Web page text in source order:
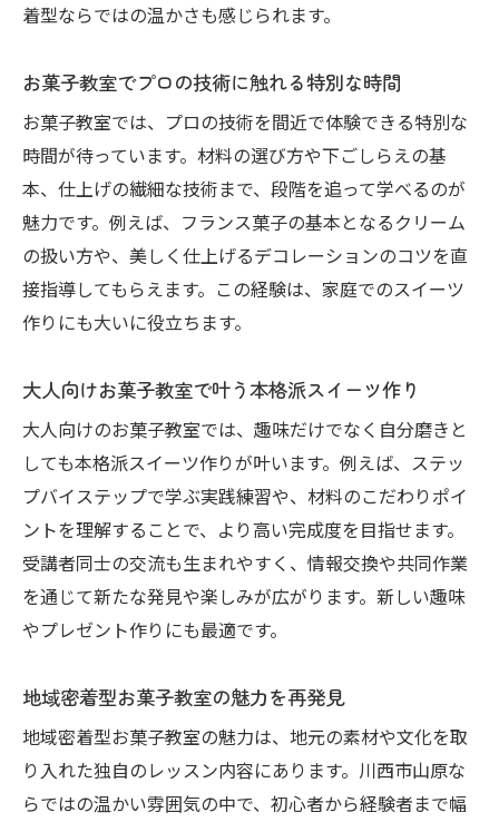
着型ならではの温かさも感じられます。
お菓子教室でプロの技術に触れる特別な時間
お菓子教室では、プロの技術を間近で体験できる特別な
時間が待っています。材料の選び方や下ごしらえの基
本、仕上げの繊細な技術まで、段階を追って学べるのが
魅力です。例えば、フランス菓子の基本となるクリーム
の扱い方や、美しく仕上げるデコレーションのコツを直
接指導してもらえます。この経験は、家庭でのスイーツ
作りにも大いに役立ちます。
大人向けお菓子教室で叶う本格派スイーツ作り
大人向けのお菓子教室では、趣味だけでなく自分磨きと
しても本格派スイーツ作りが叶います。例えば、ステッ
プバイステップで学ぶ実践練習や、材料のこだわりポイ
ントを理解することで、より高い完成度を目指せます。
受講者同士の交流も生まれやすく、情報交換や共同作業
を通じて新たな発見や楽しみが広がります。新しい趣味
やプレゼント作りにも最適です。
地域密着型お菓子教室の魅力を再発見
地域密着型お菓子教室の魅力は、地元の素材や文化を取
り入れた独自のレッスン内容にあります。川西市山原な
らではの温かい雰囲気の中で、初心者から経験者まで幅